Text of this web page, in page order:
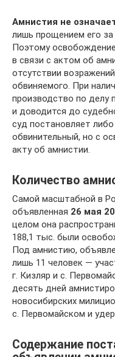
Амнистия не
лишь прощением его за
Поэтому
в связи с актом об
отсутствии
обвиняемого. При
производство по делу
и доводится до
суд постановляет
обвинительный, но с
акту об амнистии.
Количество
Самой масштабной в
объявленная 26 мая
целом она
188,1 тыс. были
Под амнистию,
лишь 11 человек —
г. Кизляр и с.
десять дней
новосибирских
с. Первомайском и
Содержание